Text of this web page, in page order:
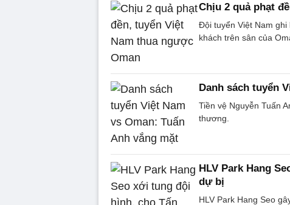
Chịu 2 quả phạt
Đội tuyển Việt Nam
khách trên sân của
Danh sách tuyển
Tiền vệ Nguyễn Tuấn
thương.
HLV Park Hang
dự bị
HLV Park Hang Seo